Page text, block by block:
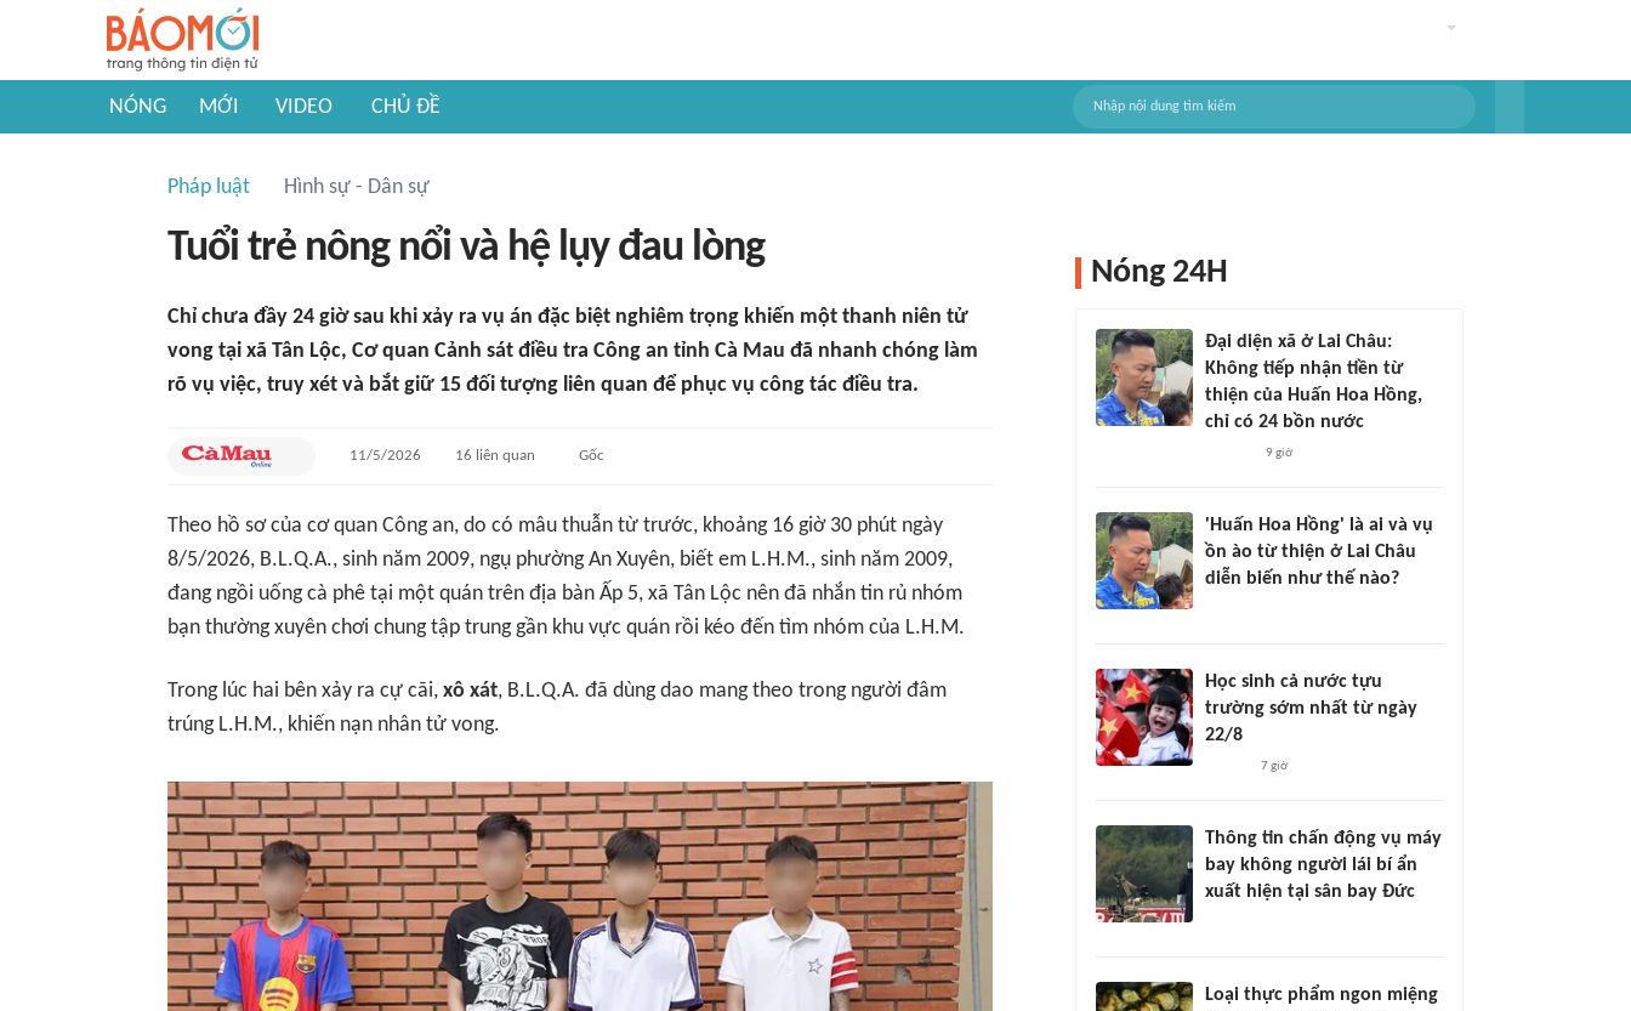
NÓNG MỚI VIDEO CHỦ ĐỀ
Pháp luật Hình sự - Dân sự
Tuổi trẻ nông nổi và hệ lụy đau lòng
Chỉ chưa đầy 24 giờ sau khi xảy ra vụ án đặc biệt nghiêm trọng khiến một thanh niên tử
vong tại xã Tân Lộc, Cơ quan Cảnh sát điều tra Công an tỉnh Cà Mau đã nhanh chóng làm
rõ vụ việc, truy xét và bắt giữ 15 đối tượng liên quan để phục vụ công tác điều tra.
11/5/2026 16 liên quan Gốc
Theo hồ sơ của cơ quan Công an, do có mâu thuẫn từ trước, khoảng 16 giờ 30 phút ngày
8/5/2026, B.L.Q.A., sinh năm 2009, ngụ phường An Xuyên, biết em L.H.M., sinh năm 2009,
đang ngồi uống cà phê tại một quán trên địa bàn Ấp 5, xã Tân Lộc nên đã nhắn tin rủ nhóm
bạn thường xuyên chơi chung tập trung gần khu vực quán rồi kéo đến tìm nhóm của L.H.M.
Trong lúc hai bên xảy ra cự cãi, xô xát, B.L.Q.A. đã dùng dao mang theo trong người đâm
trúng L.H.M., khiến nạn nhân tử vong.
Nóng 24H
Đại diện xã ở Lai Châu:
Không tiếp nhận tiền từ
thiện của Huấn Hoa Hồng,
chỉ có 24 bồn nước
9 giờ
'Huấn Hoa Hồng' là ai và vụ
ồn ào từ thiện ở Lai Châu
diễn biến như thế nào?
Học sinh cả nước tựu
trường sớm nhất từ ngày
22/8
7 giờ
Thông tin chấn động vụ máy
bay không người lái bí ẩn
xuất hiện tại sân bay Đức
Loại thực phẩm ngon miệng